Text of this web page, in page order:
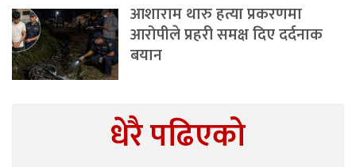
आशाराम थारु हत्या प्रकरणमा
आरोपीले प्रहरी समक्ष दिए दर्दनाक
बयान
धेरै पढिएको